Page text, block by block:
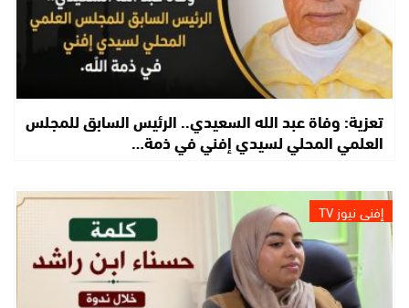
تعزية: وفاة عبد الله السعيدي.. الرئيس السابق للمجلس
العلمي المحلي لسيدي إفني في ذمة…
إفني نيوز TV